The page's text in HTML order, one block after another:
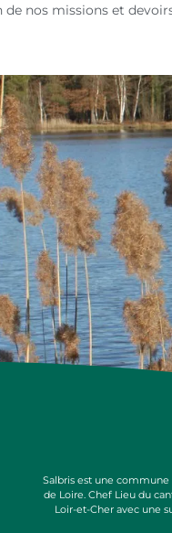
de nos missions et
Salbris est une
de Loire. Chef Lieu du
Loir-et-Cher avec une